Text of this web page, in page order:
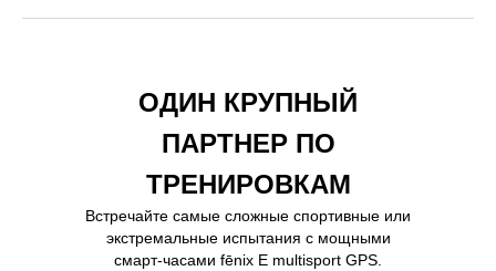
ОДИН КРУПНЫЙ
ПАРТНЕР ПО
ТРЕНИРОВКАМ
Встречайте самые сложные спортивные или
экстремальные испытания с мощными
смарт-часами fēnix E multisport GPS.